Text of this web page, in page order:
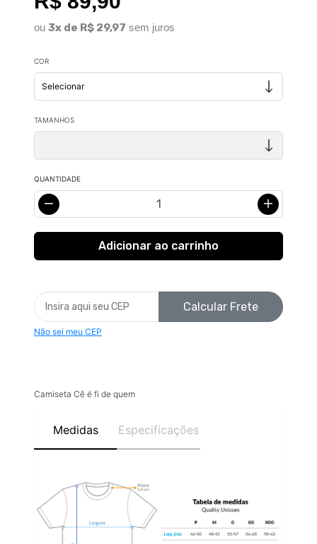
ou 3x de R$ 29,97 sem juros
COR
TAMANHOS
QUANTIDADE
Calcular Frete
Não sei meu CEP
Camiseta Cê é fi de quem
Medidas Especificações